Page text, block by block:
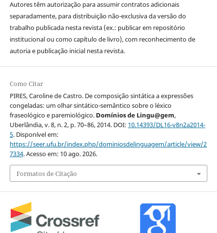
Autores têm autorização para assumir contratos adicionais
separadamente, para distribuição não-exclusiva da versão do
trabalho publicada nesta revista (ex.: publicar em repositório
institucional ou como capítulo de livro), com reconhecimento de
autoria e publicação inicial nesta revista.
Como Citar
PIRES, Caroline de Castro. De composição sintática a expressões
congeladas: um olhar sintático-semântico sobre o léxico
fraseológico e paremiológico. Domínios de Lingu@gem,
Uberlândia, v. 8, n. 2, p. 70–86, 2014. DOI: 10.14393/DL16-v8n2a2014-
5. Disponível em:
https://seer.ufu.br/index.php/dominiosdelinguagem/article/view/2
7334. Acesso em: 10 ago. 2026.
Formatos de Citação